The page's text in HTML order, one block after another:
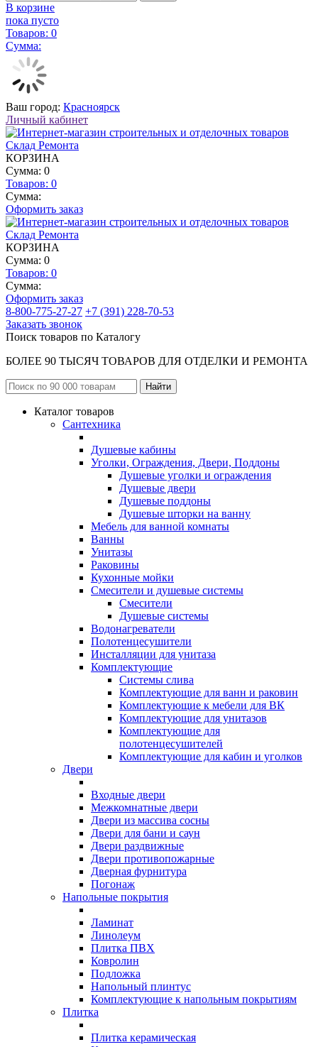
В корзине
пока пусто
Товаров: 0
Сумма:
Ваш город: Красноярск
Личный кабинет
КОРЗИНА
Сумма: 0
Товаров: 0
Сумма:
Оформить заказ
КОРЗИНА
Сумма: 0
Товаров: 0
Сумма:
Оформить заказ
8-800-775-27-27 +7 (391) 228-70-53
Заказать звонок
Поиск товаров по Каталогу
БОЛЕЕ 90 ТЫСЯЧ ТОВАРОВ ДЛЯ ОТДЕЛКИ И РЕМОНТА
Каталог товаров
Сантехника
Душевые кабины
Уголки, Ограждения, Двери, Поддоны
Душевые уголки и ограждения
Душевые двери
Душевые поддоны
Душевые шторки на ванну
Мебель для ванной комнаты
Ванны
Унитазы
Раковины
Кухонные мойки
Смесители и душевые системы
Смесители
Душевые системы
Водонагреватели
Полотенцесушители
Инсталляции для унитаза
Комплектующие
Системы слива
Комплектующие для ванн и раковин
Комплектующие к мебели для ВК
Комплектующие для унитазов
Комплектующие для
полотенцесушителей
Комплектующие для кабин и уголков
Двери
Входные двери
Межкомнатные двери
Двери из массива сосны
Двери для бани и саун
Двери раздвижные
Двери противопожарные
Дверная фурнитура
Погонаж
Напольные покрытия
Ламинат
Линолеум
Плитка ПВХ
Ковролин
Подложка
Напольный плинтус
Комплектующие к напольным покрытиям
Плитка
Плитка керамическая